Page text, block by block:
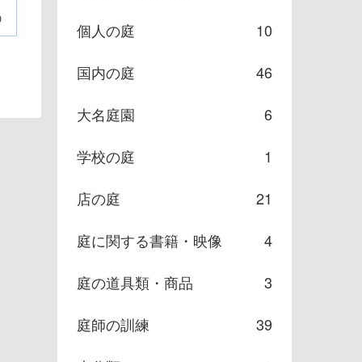
個人の庭
10
国内の庭
46
大名庭園
6
学校の庭
1
店の庭
21
庭に関する書籍・映像
4
庭の道具類・商品
3
庭師の訓練
39